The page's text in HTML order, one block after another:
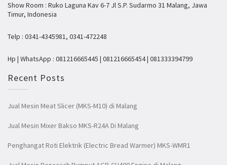
Show Room : Ruko Laguna Kav 6-7 Jl S.P. Sudarmo 31 Malang, Jawa
Timur, Indonesia
Telp : 0341-4345981, 0341-472248
Hp | WhatsApp : 081216665445 | 081216665454 | 081333394799
Recent Posts
Jual Mesin Meat Slicer (MKS-M10) di Malang
Jual Mesin Mixer Bakso MKS-R24A Di Malang
Penghangat Roti Elektrik (Electric Bread Warmer) MKS-WMR1